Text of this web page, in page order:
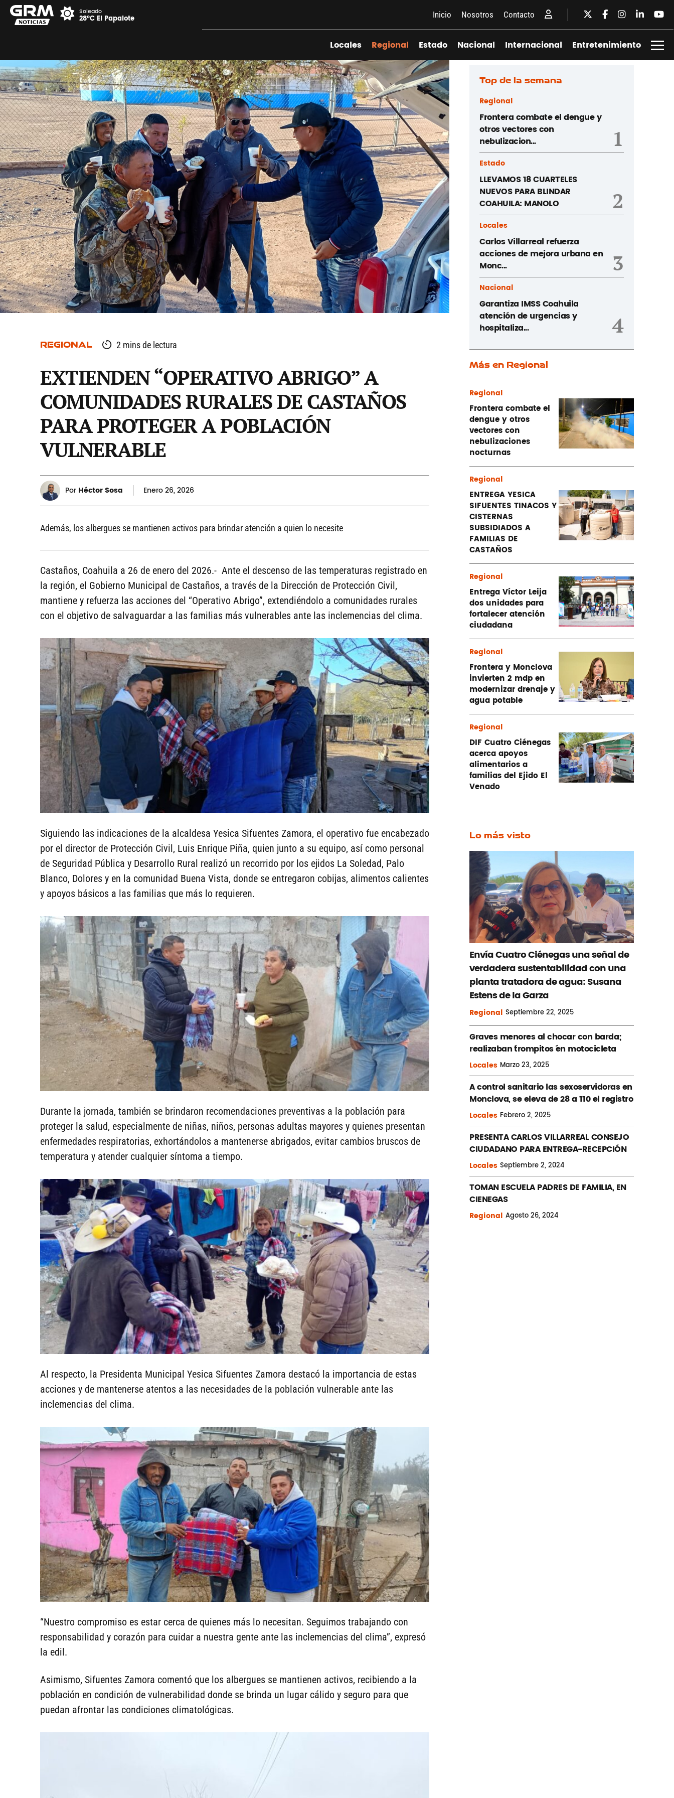
Soleado
28°C El Papalote Inicio Nosotros Contacto
Locales Regional Estado Nacional Internacional Entretenimiento
REGIONAL 2 mins de lectura
EXTIENDEN “OPERATIVO ABRIGO” A
COMUNIDADES RURALES DE CASTAÑOS
PARA PROTEGER A POBLACIÓN
VULNERABLE
Por Héctor Sosa Enero26, 2026
Además, los albergues se mantienen activos para brindar atención a quien lo necesite
Castaños, Coahuila a 26 de enero del 2026.- Ante el descenso de las temperaturas registrado en
la región, el Gobierno Municipal de Castaños, a través de la Dirección de Protección Civil,
mantiene y refuerza las acciones del “Operativo Abrigo”, extendiéndolo a comunidades rurales
con el objetivo de salvaguardar a las familias más vulnerables ante las inclemencias del clima.
Siguiendo las indicaciones de la alcaldesa Yesica Sifuentes Zamora, el operativo fue encabezado
por el director de Protección Civil, Luis Enrique Piña, quien junto a su equipo, así como personal
de Seguridad Pública y Desarrollo Rural realizó un recorrido por los ejidos La Soledad, Palo
Blanco, Dolores y en la comunidad Buena Vista, donde se entregaron cobijas, alimentos calientes
y apoyos básicos a las familias que más lo requieren.
Durante la jornada, también se brindaron recomendaciones preventivas a la población para
proteger la salud, especialmente de niñas, niños, personas adultas mayores y quienes presentan
enfermedades respiratorias, exhortándolos a mantenerse abrigados, evitar cambios bruscos de
temperatura y atender cualquier síntoma a tiempo.
Al respecto, la Presidenta Municipal Yesica Sifuentes Zamora destacó la importancia de estas
acciones y de mantenerse atentos a las necesidades de la población vulnerable ante las
inclemencias del clima.
“Nuestro compromiso es estar cerca de quienes más lo necesitan. Seguimos trabajando con
responsabilidad y corazón para cuidar a nuestra gente ante las inclemencias del clima”, expresó
la edil.
Asimismo, Sifuentes Zamora comentó que los albergues se mantienen activos, recibiendo a la
población en condición de vulnerabilidad donde se brinda un lugar cálido y seguro para que
puedan afrontar las condiciones climatológicas.
Top de la semana
Regional
Frontera combate el dengue y
otros vectores con
nebulizacion...
1
Estado
LLEVAMOS 18 CUARTELES
NUEVOS PARA BLINDAR
COAHUILA: MANOLO
2
Locales
Carlos Villarreal refuerza
acciones de mejora urbana en
Monc...
3
Nacional
Garantiza IMSS Coahuila
atención de urgencias y
hospitaliza...
4
Más en Regional
Regional
Frontera combate el
dengue y otros
vectores con
nebulizaciones
nocturnas
Regional
ENTREGA YESICA
SIFUENTES TINACOS Y
CISTERNAS
SUBSIDIADOS A
FAMILIAS DE
CASTAÑOS
Regional
Entrega Víctor Leija
dos unidades para
fortalecer atención
ciudadana
Regional
Frontera y Monclova
invierten 2 mdp en
modernizar drenaje y
agua potable
Regional
DIF Cuatro Ciénegas
acerca apoyos
alimentarios a
familias del Ejido El
Venado
Lo más visto
Envía Cuatro Ciénegas una señal de
verdadera sustentabilidad con una
planta tratadora de agua: Susana
Estens de la Garza
Regional Septiembre22, 2025
Graves menores al chocar con barda;
realizaban ´trompitos ´en motocicleta
Locales Marzo23, 2025
A control sanitario las sexoservidoras en
Monclova, se eleva de 28 a 110 el registro
Locales Febrero2, 2025
PRESENTA CARLOS VILLARREAL CONSEJO
CIUDADANO PARA ENTREGA-RECEPCIÓN
Locales Septiembre2, 2024
TOMAN ESCUELA PADRES DE FAMILIA, EN
CIENEGAS
Regional Agosto26, 2024